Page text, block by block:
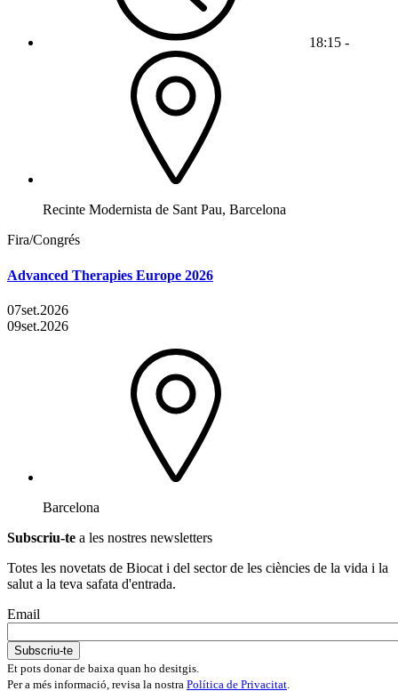
18:15 -
Recinte Modernista de Sant Pau, Barcelona
Fira/Congrés
Advanced Therapies Europe 2026
07set.2026
09set.2026
Barcelona
Subscriu-te a les nostres newsletters
Totes les novetats de Biocat i del sector de les ciències de la vida i la
salut a la teva safata d'entrada.
Email
Et pots donar de baixa quan ho desitgis.
Per a més informació, revisa la nostra Política de Privacitat